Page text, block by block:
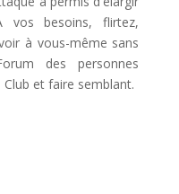
vos besoins, flirtez,
à vous-même sans
des personnes
et faire semblant.